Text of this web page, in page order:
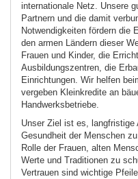
internationale Netz. Unsere
Partnern und die damit
Notwendigkeiten fördern die
den armen Ländern dieser
Frauen und Kinder, die
Ausbildungszentren, die
Einrichtungen. Wir helfen
vergeben Kleinkredite an
Handwerksbetriebe.
Unser Ziel ist es,
Gesundheit der Menschen
Rolle der Frauen, alten
Werte und Traditionen zu
Vertrauen sind wichtige